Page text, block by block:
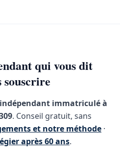
qui vous dit
souscrire
immatriculé à
. Conseil gratuit, sans
et notre méthode ·
après 60 ans.